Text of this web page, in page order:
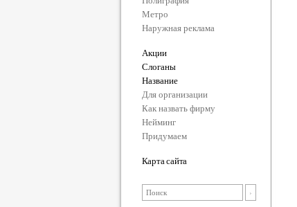
Метро
Наружная реклама
Акции
Слоганы
Название
Для организации
Как назвать фирму
Нейминг
Придумаем
Карта сайта